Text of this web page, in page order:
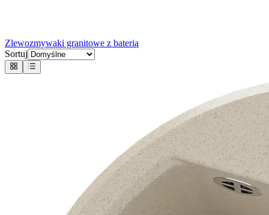
Zlewozmywaki granitowe z baterią
Sortuj